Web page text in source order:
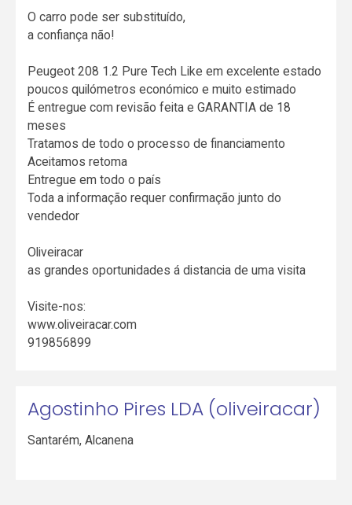
O carro pode ser substituído,
a confiança não!
Peugeot 208 1.2 Pure Tech Like em excelente estado
poucos quilómetros económico e muito estimado
É entregue com revisão feita e GARANTIA de 18
meses
Tratamos de todo o processo de financiamento
Aceitamos retoma
Entregue em todo o país
Toda a informação requer confirmação junto do
vendedor
Oliveiracar
as grandes oportunidades á distancia de uma visita
Visite-nos:
www.oliveiracar.com
919856899
Agostinho Pires LDA (oliveiracar)
Santarém,Alcanena